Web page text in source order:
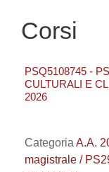
Corsi
PSQ5108745 -
CULTURALI E
2026
Categoria A.A.
magistrale /